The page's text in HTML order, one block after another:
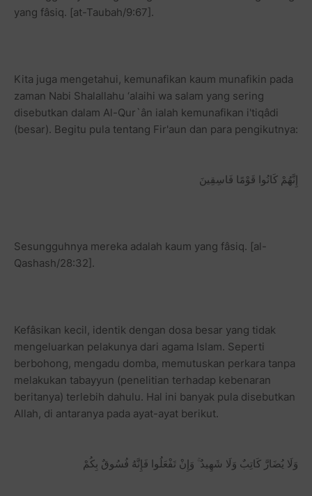
yang fâsiq. [at-Taubah/9:67].
Kita juga mengetahui, kemunafikan kaum munafikin pada
zaman Nabi Shalallahu ‘alaihi wa salam yang sering
disebutkan dalam Al-Qur`ân ialah kemunafikan i'tiqâdi
(besar). Begitu pula tentang Fir'aun dan para pengikutnya:
إِنَّهُمْ كَانُوا قَوْمًا فَاسِقِينَ
Sesungguhnya mereka adalah kaum yang fâsiq. [al-
Qashash/28:32].
Kefâsikan kecil, identik dengan dosa besar yang tidak
mengeluarkan pelakunya dari agama Islam. Seperti
berbohong, mengadu domba, memutuskan perkara tanpa
melakukan tabayyun (penelitian terhadap kebenaran
beritanya) terlebih dahulu. Hal ini banyak pula disebutkan
Allah, di antaranya pada ayat-ayat berikut.
وَلَا يُضَارَّ كَاتِبٌ وَلَا شَهِيدٌ ۚ وَإِنْ تَفْعَلُوا فَإِنَّهُ فُسُوقٌ بِكُمْ